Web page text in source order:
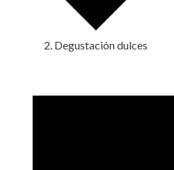
Degustación dulces